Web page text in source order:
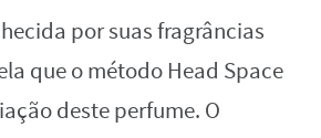
por suas fragrâncias
que o método Head Space
deste perfume. O